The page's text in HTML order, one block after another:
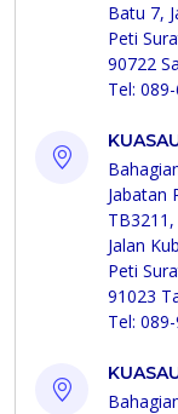
Batu 7,
Peti
90722
Tel:
Jabatan
Jalan
Peti
91023
Tel: